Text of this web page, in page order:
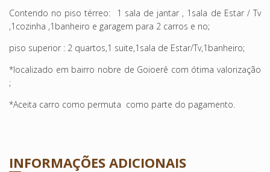
Contendo no piso térreo: 1 sala de jantar , 1sala de Estar / Tv
,1cozinha ,1banheiro e garagem para 2 carros e no;
piso superior : 2 quartos,1 suite,1sala de Estar/Tv,1banheiro;
*localizado em bairro nobre de Goioerê com ótima valorização
;
*Aceita carro como permuta como parte do pagamento.
INFORMAÇÕES ADICIONAIS